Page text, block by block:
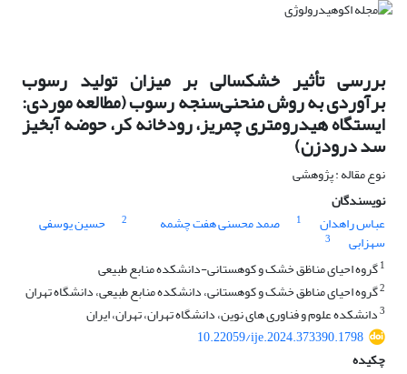
بررسی تأثیر خشکسالی بر میزان تولید رسوب
برآوردی به روش منحنی‌سنجه رسوب (مطالعه موردی:
ایستگاه هیدرومتری چمریز، رودخانه کر، حوضه آبخیز
سد درودزن)
نوع مقاله : پژوهشی
نویسندگان
عباس راهدان
1 صمد محسنی هفت چشمه 2 حسین یوسفی
سهزابی
3
1گروه احیای مناظق خشک و کوهستانی-دانشکده منابع طبیعی
2گروه احیای مناطق خشک و کوهستانی، دانشکده منابع طبیعی، دانشگاه تهران
3دانشکده علوم و فناوری های نوین، دانشگاه تهران، تهران، ایران
10.22059/ije.2024.373390.1798
چکیده